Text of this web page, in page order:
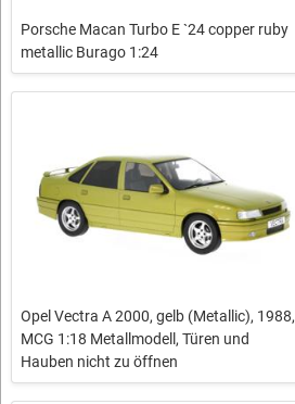
Porsche Macan Turbo E `24 copper ruby
metallic Burago 1:24
Opel Vectra A 2000, gelb (Metallic), 1988,
MCG 1:18 Metallmodell, Türen und
Hauben nicht zu öffnen